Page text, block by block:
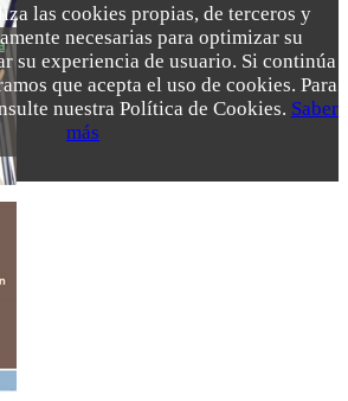
las cookies propias, de terceros y
necesarias para optimizar su
su experiencia de usuario. Si continúa
que acepta el uso de cookies. Para
nuestra Política de Cookies. Saber
más